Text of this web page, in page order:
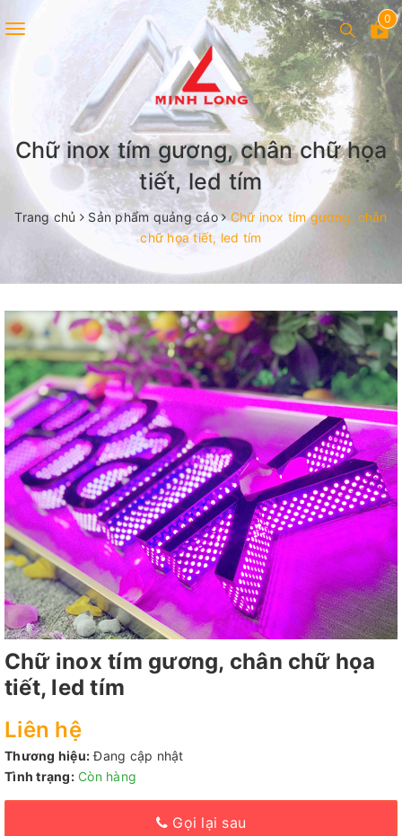
Toggle
0
Chữ inox tím gương, chân chữ họa
tiết, led tím
Trang chủ Sản phẩm quảng cáo
Chữ inox tím gương, chân
chữ họa tiết, led tím
Chữ inox tím gương, chân chữ họa
tiết, led tím
Liên hệ
Thương hiệu: Đang cập nhật
Tình trạng: Còn hàng
Gọi lại sau